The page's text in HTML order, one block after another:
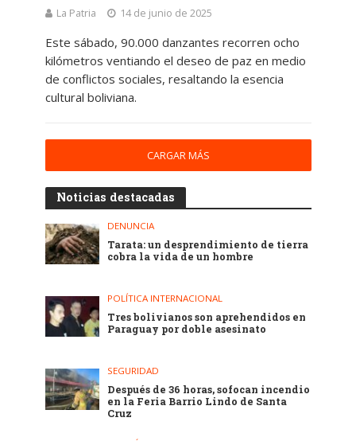
La Patria 14 de junio de 2025
Este sábado, 90.000 danzantes recorren ocho
kilómetros ventiando el deseo de paz en medio
de conflictos sociales, resaltando la esencia
cultural boliviana.
CARGAR MÁS
Noticias destacadas
DENUNCIA
Tarata: un desprendimiento de tierra
cobra la vida de un hombre
POLÍTICA INTERNACIONAL
Tres bolivianos son aprehendidos en
Paraguay por doble asesinato
SEGURIDAD
Después de 36 horas, sofocan incendio
en la Feria Barrio Lindo de Santa
Cruz